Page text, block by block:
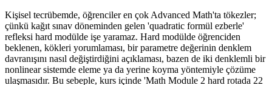
Kişisel tecrübemde, öğrenciler en çok Advanced Math'ta tökezler;
çünkü kağıt sınav döneminden gelen 'quadratic formül ezberle'
refleksi hard modülde işe yaramaz. Hard modülde öğrenciden
beklenen, kökleri yorumlaması, bir parametre değerinin denklem
davranışını nasıl değiştirdiğini açıklaması, bazen de iki denklemli bir
nonlinear sistemde eleme ya da yerine koyma yöntemiyle çözüme
ulaşmasıdır. Bu sebeple, kurs içinde 'Math Module 2 hard rotada 22